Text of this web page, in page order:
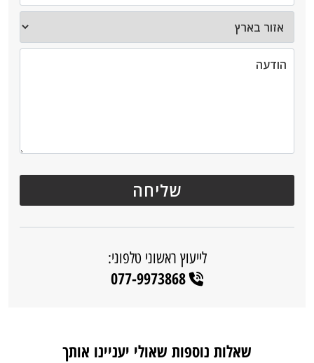
לייעוץ ראשוני טלפוני:
077-9973868
שאלות נוספות שאולי יעניינו אותך